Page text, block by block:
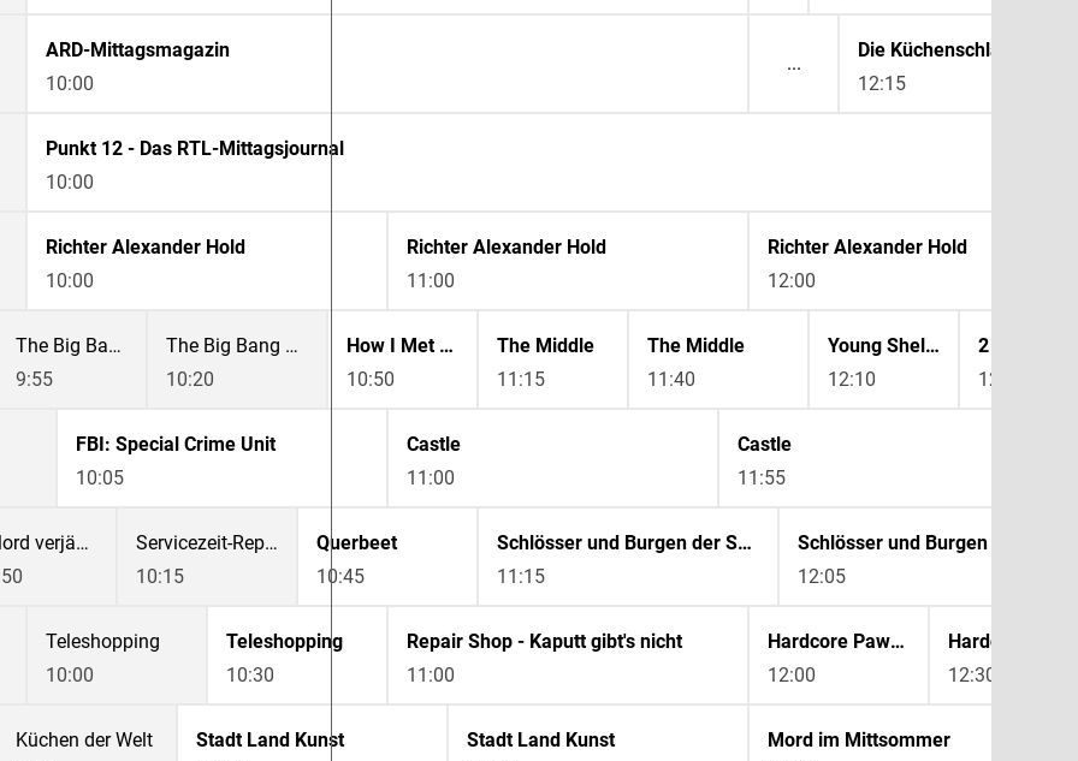
ARD-Mittagsmagazin
10:00
Die Küchenschlacht
12:15
Punkt 12 - Das RTL-Mittagsjournal
10:00
Richter Alexander Hold
10:00
Richter Alexander Hold
11:00
Richter Alexander Hold
12:00
The Big Bang Theory
9:55
The Big Bang Theory
10:20
How I Met Your Mother
10:50
The Middle
11:15
The Middle
11:40
Young Sheldon
12:10
2 Broke
12:35
FBI: Special Crime Unit
10:05
Castle
11:00
Castle
11:55
Mord verjährt nicht - True Crime im Hoamatland
Servicezeit-Reportage: Der Haushalts-Check mit Yvonne Willicks
10:15
Querbeet
10:45
Schlösser und Burgen der Schweiz
11:15
12:05
Teleshopping
10:00
Teleshopping
10:30
Repair Shop - Kaputt gibt's nicht
11:00
Hardcore Pawn Chicago
12:00
12:30
Küchen der Welt
Stadt Land Kunst
Stadt Land Kunst
Mord im Mittsommer